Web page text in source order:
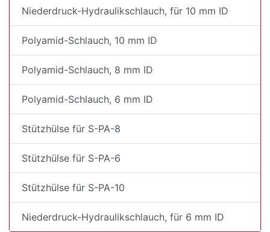
Niederdruck-Hydraulikschlauch, für 10 mm ID
Polyamid-Schlauch, 10 mm ID
Polyamid-Schlauch, 8 mm ID
Polyamid-Schlauch, 6 mm ID
Stützhülse für S-PA-8
Stützhülse für S-PA-6
Stützhülse für S-PA-10
Niederdruck-Hydraulikschlauch, für 6 mm ID